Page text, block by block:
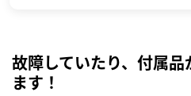
故障していたり、付属品
ます！